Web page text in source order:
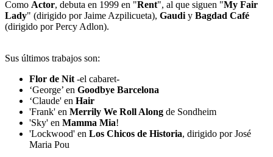
Como Actor, debuta en 1999 en "Rent", al que siguen "My Fair
Lady" (dirigido por Jaime Azpilicueta), Gaudi y Bagdad Café
(dirigido por Percy Adlon).
Sus últimos trabajos son:
Flor de Nit -el cabaret-
‘George’ en Goodbye Barcelona
‘Claude' en Hair
'Frank' en Merrily We Roll Along de Sondheim
'Sky' en Mamma Mia!
'Lockwood' en Los Chicos de Historia, dirigido por José
Maria Pou